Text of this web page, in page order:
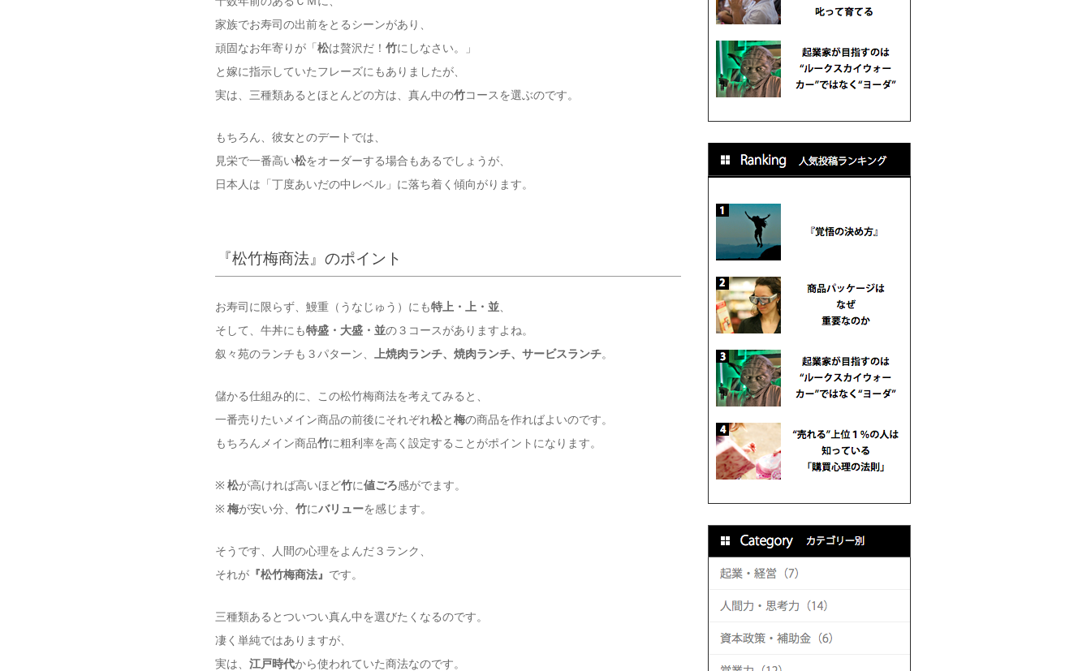
家族でお寿司の出前をとるシーンがあり、
頑固なお年寄りが「 松は贅沢だ！ 竹にしなさい。」
と嫁に指示していたフレーズにもありましたが、
実は、三種類あるとほとんどの方は、真ん中の竹コースを選ぶのです。
もちろん、彼女とのデートでは、
見栄で一番高い松をオーダーする場合もあるでしょうが、
日本人は「丁度あいだの中レベル」に落ち着く傾向がります。
『松竹梅商法』のポイント
お寿司に限らず、鰻重（うなじゅう）にも特上・上・並
そして、牛丼にも特盛・大盛・並の３コースがありますよね。
叙々苑のランチも３パターン、
上焼肉ランチ、焼肉ランチ、サービスランチ。
儲かる仕組み的に、この松竹梅商法を考えてみると、
一番売りたいメイン商品の前後にそれぞれ松と梅の商品を作ればよいのです。
もちろんメイン商品竹に粗利率を高く設定することがポイントになります。
※ 松が高ければ高いほど竹に値ごろ感がでます。
※ 梅が安い分、 竹にバリューを感じます。
そうです、人間の心理をよんだ３ランク、
それが 『松竹梅商法』 です。
三種類あるとついつい真ん中を選びたくなるのです。
凄く単純ではありますが、
実は、 江戸時代から使われていた商法なのです。